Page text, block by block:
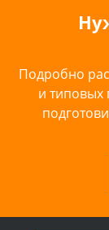
Подробно
и типовых